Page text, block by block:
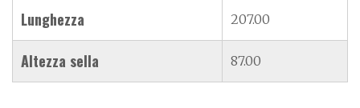
Lunghezza 207.00
Altezza sella 87.00